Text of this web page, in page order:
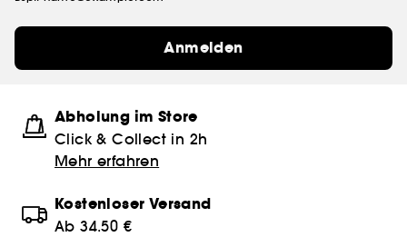
Anmelden
Abholung im Store
Click & Collect in 2h
Mehr erfahren
Kostenloser Versand
Ab 34.50 €